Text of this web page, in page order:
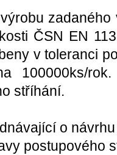
ČSN EN
v toleranci
100000ks/
stříhání.
o
postupového